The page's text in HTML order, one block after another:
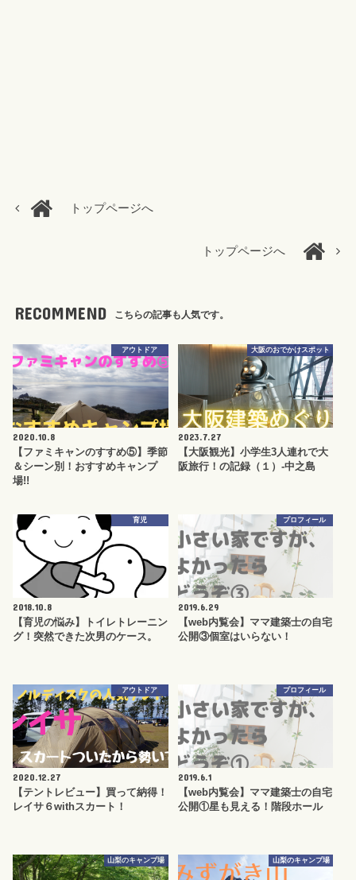
トップページへ
トップページへ
RECOMMEND こちらの記事も人気です。
アウトドア
2020.10.8
【ファミキャンのすすめ⑤】季節
＆シーン別！おすすめキャンプ
場!!
大阪のおでかけスポット
2023.7.27
【大阪観光】小学生3人連れで大
阪旅行！の記録（１）-中之島
育児
2018.10.8
【育児の悩み】トイレトレーニン
グ！突然できた次男のケース。
プロフィール
2019.6.29
【web内覧会】ママ建築士の自宅
公開③個室はいらない！
アウトドア
2020.12.27
【テントレビュー】買って納得！
レイサ６withスカート！
プロフィール
2019.6.1
【web内覧会】ママ建築士の自宅
公開①星も見える！階段ホール
山梨のキャンプ場 山梨のキャンプ場